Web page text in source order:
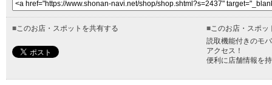
■このお店・スポットを共有する ■このお店・スポッ
読取機能付きのモ
アクセス！
便利に店舗情報を